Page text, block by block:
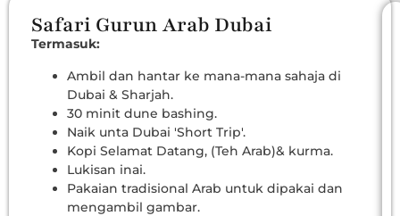
Safari Gurun Arab Dubai
Termasuk:
Ambil dan hantar ke mana-mana sahaja di
Dubai & Sharjah.
30 minit dune bashing.
Naik unta Dubai 'Short Trip'.
Kopi Selamat Datang, (Teh Arab)& kurma.
Lukisan inai.
Pakaian tradisional Arab untuk dipakai dan
mengambil gambar.